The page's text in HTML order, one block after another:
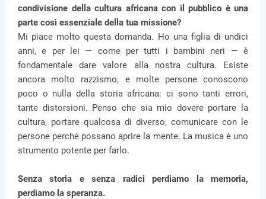
condivisione della cultura africana con il pubblico è una
parte così essenziale della tua missione?
Mi piace molto questa domanda. Ho una figlia di undici
anni, e per lei — come per tutti i bambini neri — è
fondamentale dare valore alla nostra cultura. Esiste
ancora molto razzismo, e molte persone conoscono
poco o nulla della storia africana: ci sono tanti errori,
tante distorsioni. Penso che sia mio dovere portare la
cultura, portare qualcosa di diverso, comunicare con le
persone perché possano aprire la mente. La musica è uno
strumento potente per farlo.
Senza storia e senza radici perdiamo la memoria,
perdiamo la speranza.